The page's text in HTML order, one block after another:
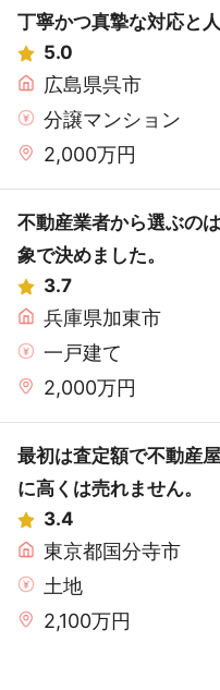
丁寧かつ真摯な対応と
5.0
広島県呉市
分譲マンション
2,000万円
不動産業者から選ぶの
象で決めました。
3.7
兵庫県加東市
一戸建て
2,000万円
最初は査定額で不動産
に高くは売れません。
3.4
東京都国分寺市
土地
2,100万円